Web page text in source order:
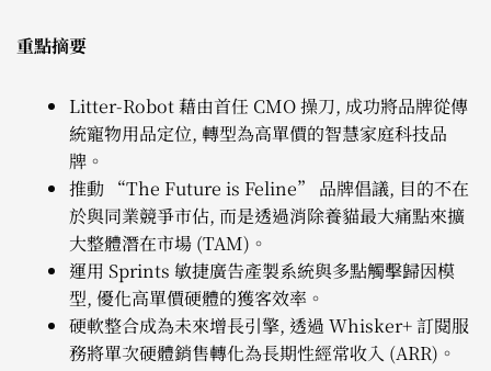
重點摘要
Litter-Robot 藉由首任 CMO 操刀, 成功將品牌從傳
統寵物用品定位, 轉型為高單價的智慧家庭科技品
牌。
推動 “The Future is Feline” 品牌倡議, 目的不在
於與同業競爭市佔, 而是透過消除養貓最大痛點來擴
大整體潛在市場 (TAM)。
運用 Sprints 敏捷廣告產製系統與多點觸擊歸因模
型, 優化高單價硬體的獲客效率。
硬軟整合成為未來增長引擎, 透過 Whisker+ 訂閱服
務將單次硬體銷售轉化為長期性經常收入 (ARR)。